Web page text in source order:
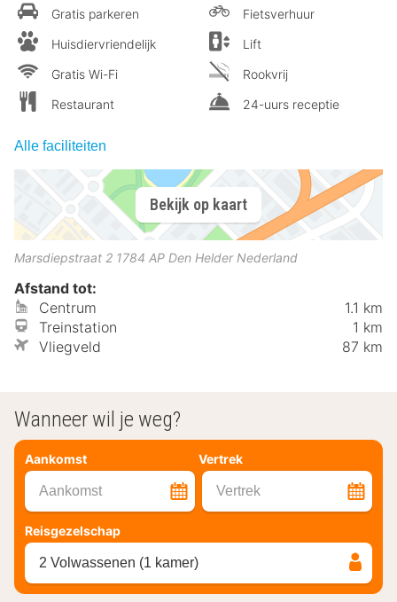
Gratis parkeren
Huisdiervriendelijk
Gratis Wi-Fi
Restaurant
Fietsverhuur
Lift
Rookvrij
24-uurs receptie
Alle faciliteiten
Bekijk op kaart
Marsdiepstraat 2 1784 AP Den Helder Nederland
Afstand tot:
Centrum
1.1 km
Treinstation
1 km
Vliegveld
87 km
Wanneer wil je weg?
Aankomst Vertrek
Aankomst Vertrek
Reisgezelschap
2 Volwassenen (1 kamer)